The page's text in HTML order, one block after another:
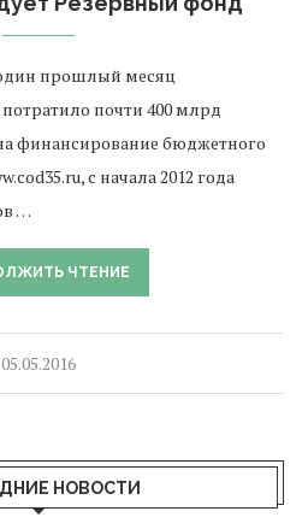
прошлый месяц
почти 400 млрд
финансирование бюджетного
с начала 2012 года
…
ЧТЕНИЕ
05.05.2016
НОВОСТИ